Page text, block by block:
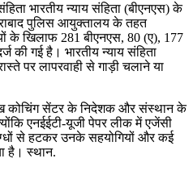
भारतीय न्याय संहिता (बीएनएस) के
पुलिस आयुक्तालय के तहत
के खिलाफ 281 बीएनएस, 80 (ए), 177
की गई है। भारतीय न्याय संहिता
पर लापरवाही से गाड़ी चलाने या
कोचिंग सेंटर के निदेशक और संस्थान के
एनईईटी-यूजी पेपर लीक में एजेंसी
से हटकर उनके सहयोगियों और कई
है। स्थान.